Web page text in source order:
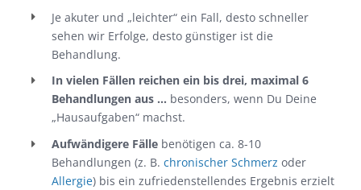
Je akuter und „leichter“ ein Fall, desto schneller
sehen wir Erfolge, desto günstiger ist die
Behandlung.
In vielen Fällen reichen ein bis drei, maximal 6
Behandlungen aus … besonders, wenn Du Deine
„Hausaufgaben“ machst.
Aufwändigere Fällebenötigen ca. 8-10
Behandlungen (z. B. chronischer Schmerz oder
Allergie)bis ein zufriedenstellendes Ergebnis erzielt